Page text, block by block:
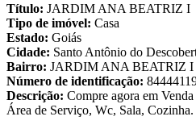
Título: JARDIM ANA BEATRIZ I
Tipo de imóvel: Casa
Estado: Goiás
Cidade: Santo Antônio do
Bairro: JARDIM ANA BEATRIZ I
Número de identificação:
Descrição: Compre agora em
Área de Serviço, Wc, Sala, Cozinha.